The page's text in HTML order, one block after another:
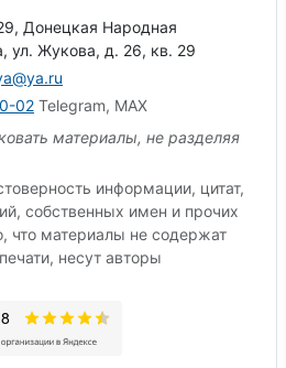
Донецкая Народная
ул. Жукова, д. 26, кв. 29
02 Telegram, MAX
материалы, не разделяя
информации, цитат,
собственных имен и прочих
что материалы не содержат
несут авторы